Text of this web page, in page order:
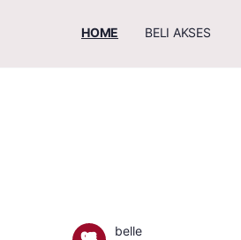
HOME BELI AKSES
belle